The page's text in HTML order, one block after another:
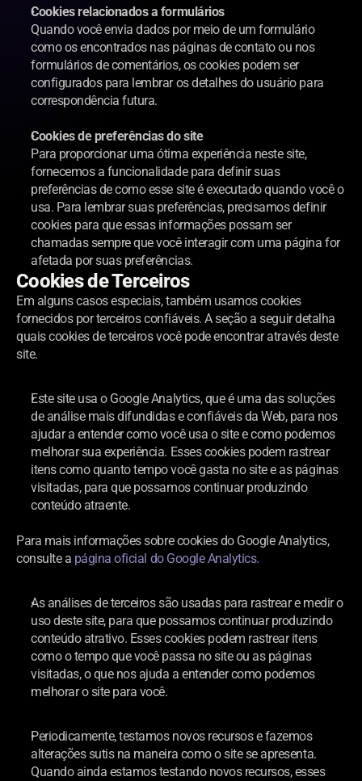
Cookies relacionados a formulários
Quando você envia dados por meio de um formulário
como os encontrados nas páginas de contato ou nos
formulários de comentários, os cookies podem ser
configurados para lembrar os detalhes do usuário para
correspondência futura.
Cookies de preferências do site
Para proporcionar uma ótima experiência neste site,
fornecemos a funcionalidade para definir suas
preferências de como esse site é executado quando você o
usa. Para lembrar suas preferências, precisamos definir
cookies para que essas informações possam ser
chamadas sempre que você interagir com uma página for
afetada por suas preferências.
Cookies de Terceiros
Em alguns casos especiais, também usamos cookies
fornecidos por terceiros confiáveis. A seção a seguir detalha
quais cookies de terceiros você pode encontrar através deste
site.
Este site usa o Google Analytics, que é uma das soluções
de análise mais difundidas e confiáveis da Web, para nos
ajudar a entender como você usa o site e como podemos
melhorar sua experiência. Esses cookies podem rastrear
itens como quanto tempo você gasta no site e as páginas
visitadas, para que possamos continuar produzindo
conteúdo atraente.
Para mais informações sobre cookies do Google Analytics,
consulte a página oficial do Google Analytics.
As análises de terceiros são usadas para rastrear e medir o
uso deste site, para que possamos continuar produzindo
conteúdo atrativo. Esses cookies podem rastrear itens
como o tempo que você passa no site ou as páginas
visitadas, o que nos ajuda a entender como podemos
melhorar o site para você.
Periodicamente, testamos novos recursos e fazemos
alterações sutis na maneira como o site se apresenta.
Quando ainda estamos testando novos recursos, esses